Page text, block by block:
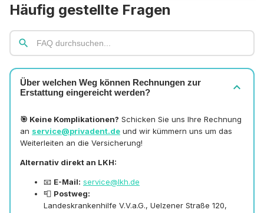
Häufig gestellte Fragen
search
Über welchen Weg können Rechnungen zur
Erstattung eingereicht werden?
expand_more
🎯 Keine Komplikationen? Schicken Sie uns Ihre Rechnung
an service@privadent.de und wir kümmern uns um das
Weiterleiten an die Versicherung!
Alternativ direkt an LKH:
📧 E-Mail: service@lkh.de
📮 Postweg:
Landeskrankenhilfe V.V.a.G., Uelzener Straße 120,